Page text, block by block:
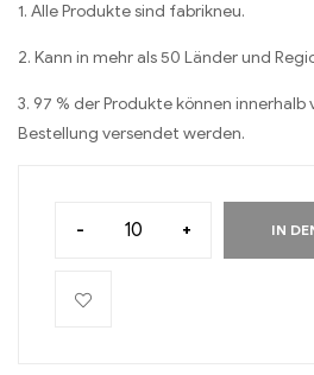
1. Alle Produkte sind fabrikneu.
2. Kann in mehr als 50 Länder und
3. 97 % der Produkte können
Bestellung versendet werden.
- + IN